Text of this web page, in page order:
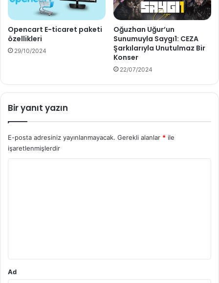
Opencart E-ticaret paketi
özellikleri
29/10/2024
Oğuzhan Uğur’un
Sunumuyla Saygı1: CEZA
Şarkılarıyla Unutulmaz Bir
Konser
22/07/2024
Bir yanıt yazın
E-posta adresiniz yayınlanmayacak. Gerekli alanlar * ile
işaretlenmişlerdir
Ad